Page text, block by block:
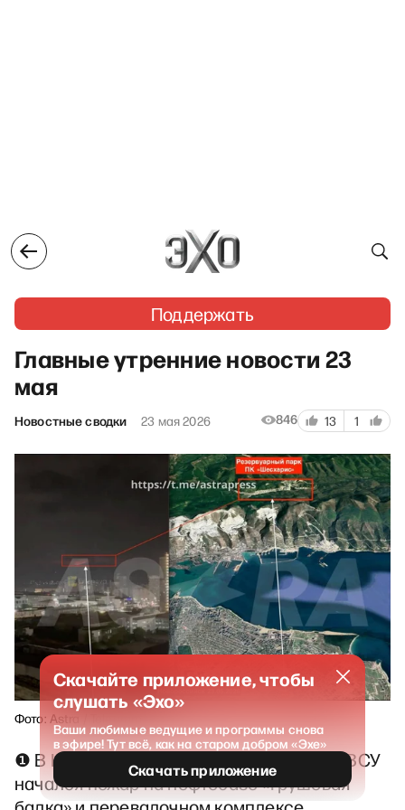
Поддержать
Главные утренние новости 23
мая
Новостные сводки 23 мая 2026 846 13 1
Фото: Astra / Telegram
❶ В Новороссийске в результате атаки ВСУ
начался пожар на нефтебазе «Грушовая
Скачайте приложение, чтобы
слушать «Эхо»
Ваши любимые ведущие и программы снова
в эфире! Тут всё, как на старом добром «Эхе»
Скачать приложение